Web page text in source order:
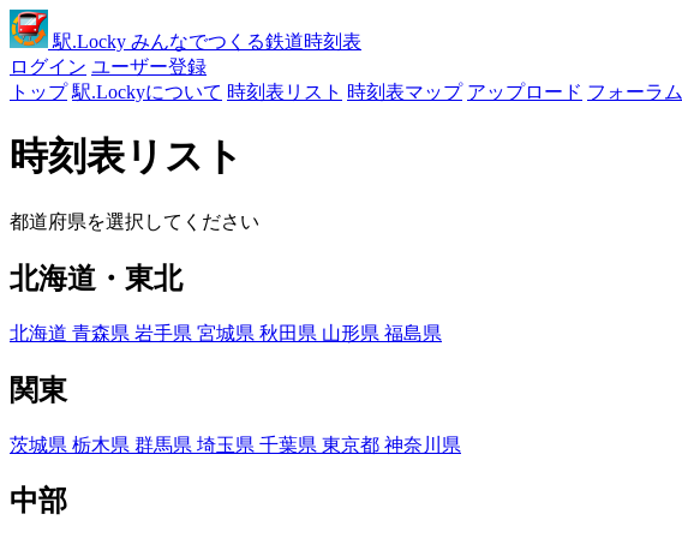
駅.Locky みんなでつくる鉄道時刻表
ログイン ユーザー登録
トップ 駅.Lockyについて 時刻表リスト 時刻表マップ アップロード フォーラム
時刻表リスト
都道府県を選択してください
北海道・東北
北海道 青森県 岩手県 宮城県 秋田県 山形県 福島県
関東
茨城県 栃木県 群馬県 埼玉県 千葉県 東京都 神奈川県
中部